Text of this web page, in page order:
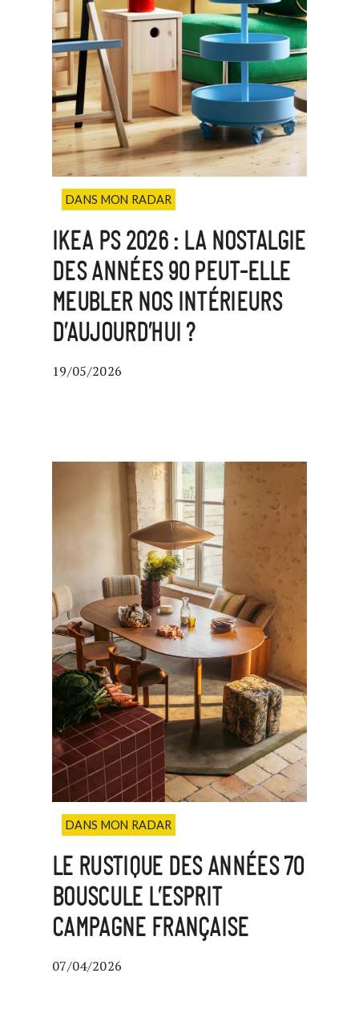
DANS MON RADAR
IKEA PS 2026 : LA NOSTALGIE
DES ANNÉES 90 PEUT-ELLE
MEUBLER NOS INTÉRIEURS
D’AUJOURD’HUI ?
19/05/2026
DANS MON RADAR
LE RUSTIQUE DES ANNÉES 70
BOUSCULE L’ESPRIT
CAMPAGNE FRANÇAISE
07/04/2026